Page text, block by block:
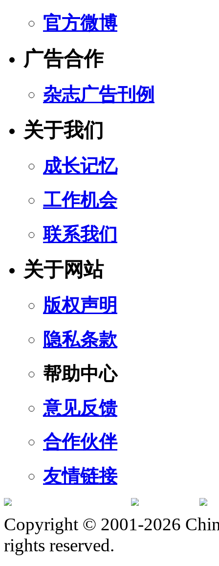
官方微博
广告合作
杂志广告刊例
关于我们
成长记忆
工作机会
联系我们
关于网站
版权声明
隐私条款
帮助中心
意见反馈
合作伙伴
友情链接
Copyright © 2001-2026
rights reserved.